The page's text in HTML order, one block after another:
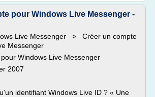
pour Windows Live Messenger -
Live Messenger > Créer un compte
Messenger
Windows Live Messenger
2007
identifiant Windows Live ID ? « Une